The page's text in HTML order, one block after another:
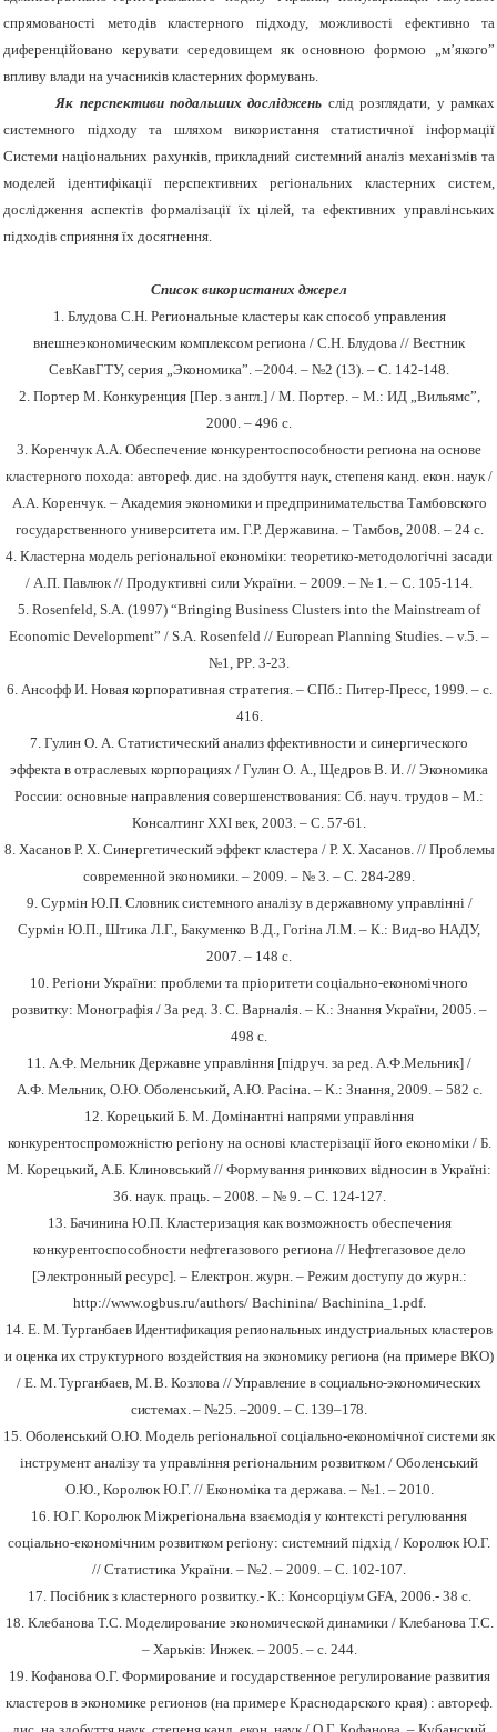
спрямованості методів кластерного підходу, можливості ефективно та
диференційовано керувати середовищем як основною формою „м’якого”
впливу влади на учасників кластерних формувань.
Як перспективи подальших досліджень слід розглядати, у рамках
системного підходу та шляхом використання статистичної інформації
Системи національних рахунків, прикладний системний аналіз механізмів та
моделей ідентифікації перспективних регіональних кластерних систем,
дослідження аспектів формалізації їх цілей, та ефективних управлінських
підходів сприяння їх досягнення.
Список використаних джерел
1. Блудова С.Н. Региональные кластеры как способ управления
внешнеэкономическим комплексом региона / С.Н. Блудова // Вестник
СевКавГТУ, серия „Экономика”. –2004. – №2 (13). – С. 142-148.
2. Портер М. Конкуренция [Пер. з англ.] / М. Портер. – М.: ИД „Вильямс”,
2000. – 496 с.
3. Коренчук А.А. Обеспечение конкурентоспособности региона на основе
кластерного похода: автореф. дис. на здобуття наук, степеня канд. екон. наук /
А.А. Коренчук. – Академия экономики и предпринимательства Тамбовского
государственного университета им. Г.Р. Державина. – Тамбов, 2008. – 24 с.
4. Кластерна модель регіональної економіки: теоретико-методологічні засади
/ А.П. Павлюк // Продуктивні сили України. – 2009. – № 1. – С. 105-114.
5. Rosenfeld, S.A. (1997) “Bringing Business Clusters into the Mainstream of
Economic Development” / S.A. Rosenfeld // European Planning Studies. – v.5. –
№1, PP. 3-23.
6. Ансофф И. Новая корпоративная стратегия. –СПб.: Питер-Пресс, 1999.– c.
416.
7. Гулин О. А. Статистический анализ ффективности и синергического
эффекта в отраслевых корпорациях / Гулин О. А., Щедров В. И. // Экономика
России: основные направления совершенствования: Сб. науч. трудов – М.:
Консалтинг XXI век, 2003. – С. 57‑61.
8. Хасанов Р. Х. Синергетический эффект кластера / Р. Х. Хасанов. // Проблемы
современной экономики. – 2009. – № 3. – С. 284-289.
9. Сурмін Ю.П. Словник системного аналізу в державному управлінні /
Сурмін Ю.П., Штика Л.Г., Бакуменко В.Д., Гогіна Л.М. – К.: Вид-во НАДУ,
2007. – 148 с.
10. Регіони України: проблеми та пріоритети соціально-економічного
розвитку: Монографія / За ред. З. С. Варналія. – К.: Знання України, 2005. –
498 с.
11. А.Ф. Мельник Державне управління [підруч. за ред. А.Ф.Мельник] /
А.Ф. Мельник, О.Ю. Оболенський, А.Ю. Расіна. – К.: Знання, 2009. – 582 с.
12. Корецький Б. М. Домінантні напрями управління
конкурентоспроможністю регіону на основі кластерізації його економіки / Б.
М. Корецький, А.Б. Клиновський // Формування ринкових відносин в Україні:
Зб. наук. праць. – 2008. – № 9. – С. 124-127.
13. Бачинина Ю.П. Кластеризация как возможность обеспечения
конкурентоспособности нефтегазового региона // Нефтегазовое дело
[Электронный ресурс]. – Електрон. журн. – Режим доступу до журн.:
http://www.ogbus.ru/authors/ Bachinina/ Bachinina_1.pdf.
14.Е. М. Турганбаев Идентификация региональных индустриальных кластеров
и оценка их структурного воздействия на экономику региона (на примере ВКО)
/ Е. М.Турганбаев, М. В. Козлова // Управление в социально-экономических
системах.– №25. –2009. –С. 139–178.
15. Оболенський О.Ю. Модель регіональної соціально-економічної системи як
інструмент аналізу та управління регіональним розвитком / Оболенський
О.Ю., Королюк Ю.Г. // Економіка та держава. – №1. – 2010.
16. Ю.Г. Королюк Міжрегіональна взаємодія у контексті регулювання
соціально-економічним розвитком регіону: системний підхід / Королюк Ю.Г.
// Статистика України. – №2. – 2009. – С. 102-107.
17. Посібник з кластерного розвитку.- К.: Консорціум GFA, 2006.- 38 с.
18. Клебанова Т.С. Моделирование экономической динамики / Клебанова Т.С.
– Харьків: Инжек. – 2005. – с. 244.
19. Кофанова О.Г. Формирование и государственное регулирование развития
кластеров в экономике регионов (на примере Краснодарского края) : автореф.